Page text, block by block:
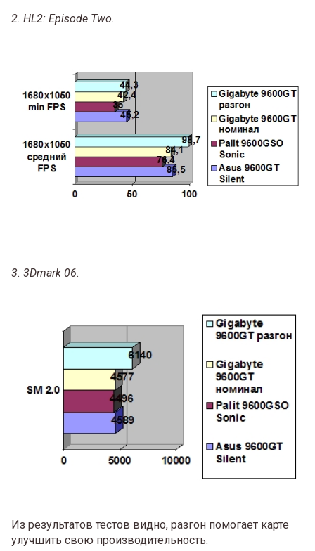
2. HL2: Episode Two.
3. 3Dmark 06.
Из результатов тестов видно, разгон помогает карте
улучшить свою производительность.